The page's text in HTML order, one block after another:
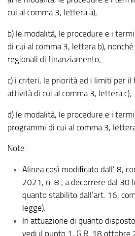
cui al comma 3, lettera a);
b) le modalità, le procedure e i
di cui al comma 3, lettera b),
regionali di finanziamento;
c) i criteri, le priorità ed i limiti per il
attività di cui al comma 3, lettera c);
d) le modalità, le procedure e i
programmi di cui al comma 3,
Note:
Alinea così modiﬁcato dall’ 8,
2021, n. 8 , a decorrere dal 30
quanto stabilito dall’art. 16,
legge).
In attuazione di quanto
vedi il punto 1, G.R. 18 ottobre